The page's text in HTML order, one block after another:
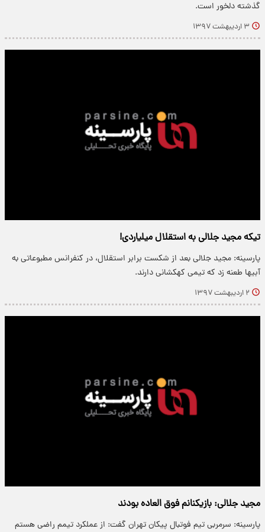
گذشته دلخور است.
۳ اردیبهشت ۱۳۹۷
تیکه مجید جلالی به استقلال میلیاردی!
پارسینه: مجید جلالی بعد از شکست برابر استقلال، در کنفرانس مطبوعاتی به
آبی‎ها طعنه زد که تیمی کهکشانی دارند.
۲ اردیبهشت ۱۳۹۷
مجید جلالی: بازیکنانم فوق العاده بودند
پارسینه: سرمربی تیم فوتبال پیکان تهران گفت: از عملکرد تیمم راضی هستم